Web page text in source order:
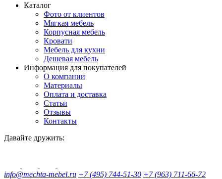
Каталог
Фото от клиентов
Мягкая мебель
Корпусная мебель
Кровати
Мебель для кухни
Дешевая мебель
Информация для покупателей
О компании
Материалы
Оплата и доставка
Статьи
Отзывы
Контакты
Давайте дружить:
info@mechta-mebel.ru +7 (495) 744-51-30 +7 (963) 711-66-72